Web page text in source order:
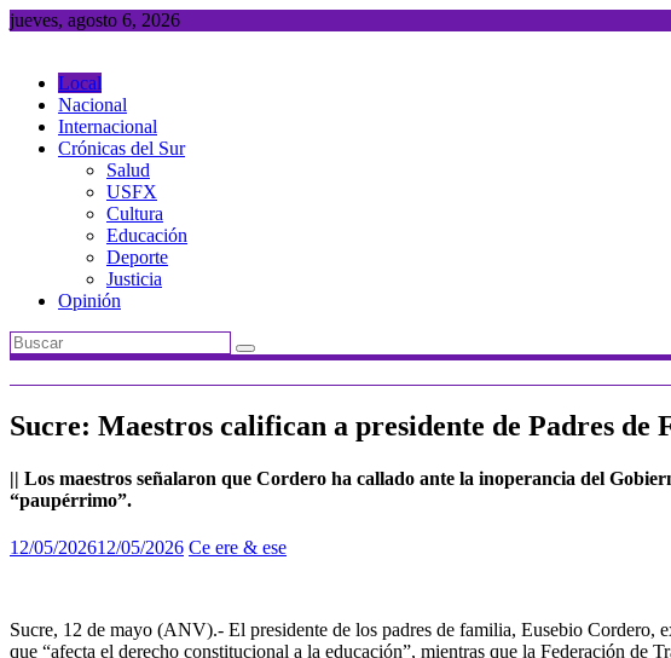
Saltar
jueves, agosto 6, 2026
Local
Nacional
Internacional
Crónicas del Sur
Salud
USFX
Cultura
Educación
Deporte
Justicia
Opinión
Sucre: Maestros califican a presidente de Padres
|| Los maestros señalaron que Cordero ha callado ante la inoperancia del
“paupérrimo”.
12/05/202612/05/2026 Ce ere & ese
Sucre, 12 de mayo (ANV).- El presidente de los padres de familia, Eusebio Cordero,
que “afecta el derecho constitucional a la educación”, mientras que la Federación